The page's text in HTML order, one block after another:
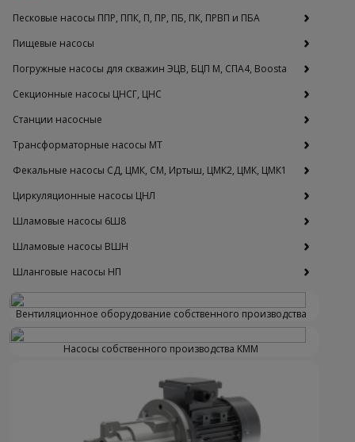
Песковые насосы ППР, ППК, П, ПР, ПБ, ПК, ПРВП и ПБА
Пищевые насосы
Погружные насосы для скважин ЭЦВ, БЦП М, СПА4, Boosta
Секционные насосы ЦНСГ, ЦНС
Станции насосные
Трансформаторные насосы МТ
Фекальные насосы СД, ЦМК, СМ, Иртыш, ЦМК2, ЦМК, ЦМК1
Циркуляционные насосы ЦНЛ
Шламовые насосы 6Ш8
Шламовые насосы ВШН
Шланговые насосы НП
Вентиляционное оборудование собственного производства
Насосы собственного производства KMM